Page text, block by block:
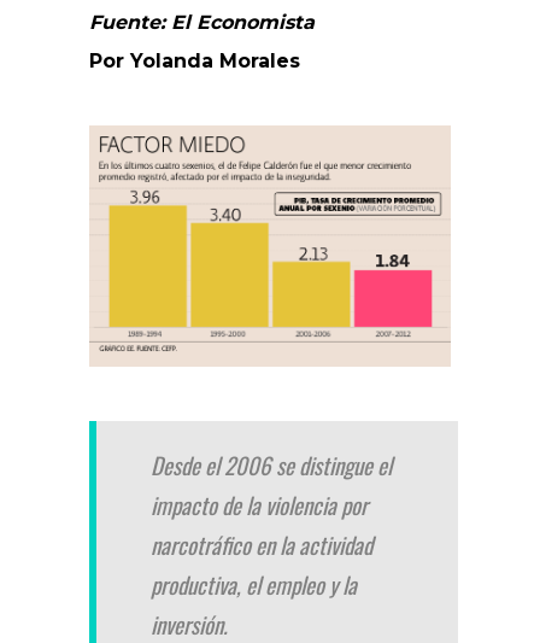
Fuente: El Economista
Por Yolanda Morales
Desde el 2006 se distingue el
impacto de la violencia por
narcotráfico en la actividad
productiva, el empleo y la
inversión.